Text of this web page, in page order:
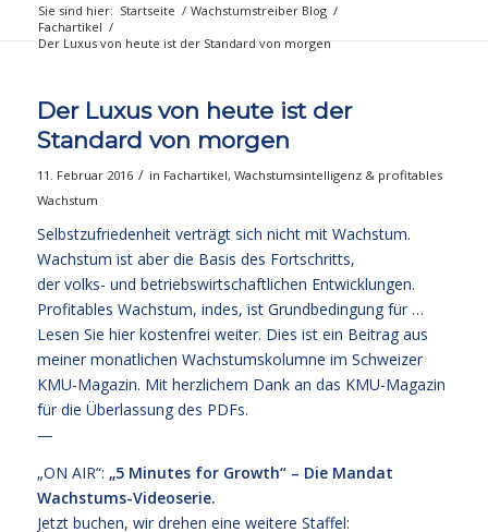
Sie sind hier: Startseite / Wachstumstreiber Blog /
Fachartikel /
Der Luxus von heute ist der Standard von morgen
Der Luxus von heute ist der
Standard von morgen
11. Februar 2016 / in Fachartikel, Wachstumsintelligenz & profitables
Wachstum
Selbstzufriedenheit verträgt sich nicht mit Wachstum.
Wachstum ist aber die Basis des Fortschritts,
der volks- und betriebswirtschaftlichen Entwicklungen.
Profitables Wachstum, indes, ist Grundbedingung für …
Lesen Sie hier kostenfrei weiter. Dies ist ein Beitrag aus
meiner monatlichen Wachstumskolumne im Schweizer
KMU-Magazin. Mit herzlichem Dank an das KMU-Magazin
für die Überlassung des PDFs.
—
„ON AIR“: „5 Minutes for Growth“ – Die Mandat
Wachstums-Videoserie.
Jetzt buchen, wir drehen eine weitere Staffel: